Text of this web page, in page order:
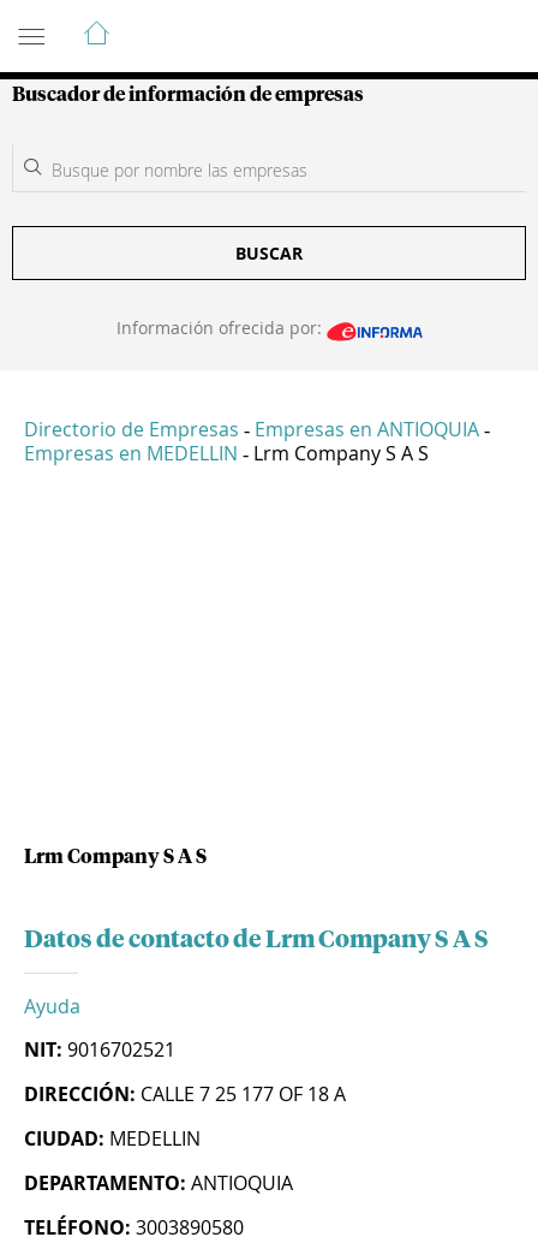
Guía de Empresas Colombianas
Buscador de información de empresas
BUSCAR
Información ofrecida por:
Directorio de Empresas - Empresas en ANTIOQUIA -
Empresas en MEDELLIN - Lrm Company S A S
Lrm Company S A S
Datos de contacto de Lrm Company S A S
Ayuda
NIT: 9016702521
DIRECCIÓN: CALLE 7 25 177 OF 18 A
CIUDAD: MEDELLIN
DEPARTAMENTO: ANTIOQUIA
TELÉFONO: 3003890580